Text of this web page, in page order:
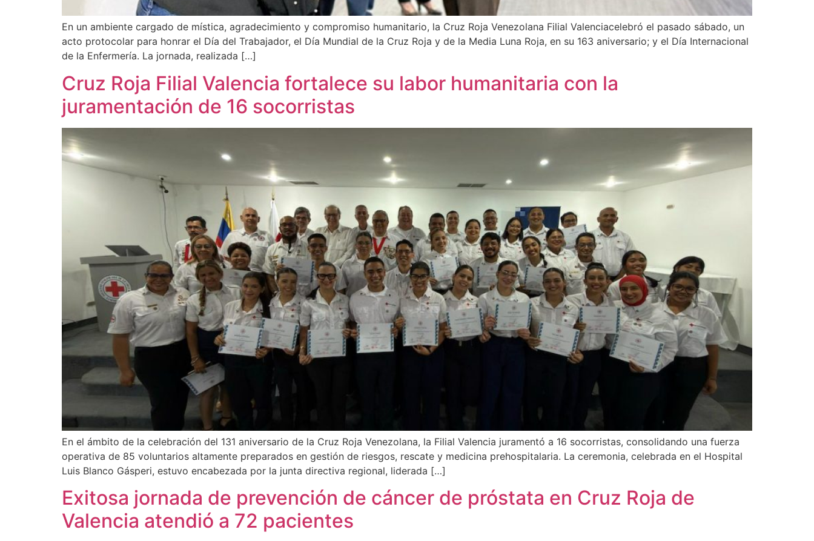
En un ambiente cargado de mística, agradecimiento y compromiso humanitario, la Cruz Roja Venezolana Filial Valenciacelebró el pasado sábado, un
acto protocolar para honrar el Día del Trabajador, el Día Mundial de la Cruz Roja y de la Media Luna Roja, en su 163 aniversario; y el Día Internacional
de la Enfermería. La jornada, realizada […]
Cruz Roja Filial Valencia fortalece su labor humanitaria con la
juramentación de 16 socorristas
En el ámbito de la celebración del 131 aniversario de la Cruz Roja Venezolana, la Filial Valencia juramentó a 16 socorristas, consolidando una fuerza
operativa de 85 voluntarios altamente preparados en gestión de riesgos, rescate y medicina prehospitalaria. La ceremonia, celebrada en el Hospital
Luis Blanco Gásperi, estuvo encabezada por la junta directiva regional, liderada […]
Exitosa jornada de prevención de cáncer de próstata en Cruz Roja de
Valencia atendió a 72 pacientes